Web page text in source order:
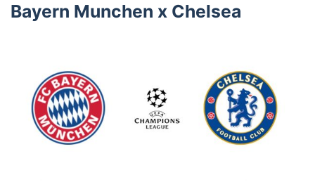
Bayern Munchen x Chelsea